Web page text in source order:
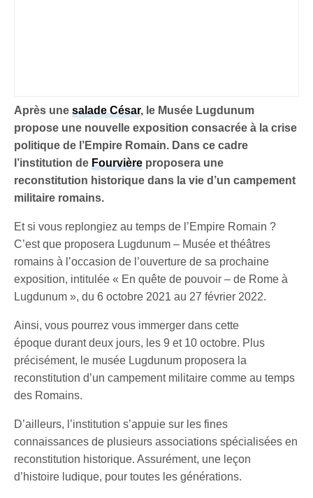
Après unesalade César, le Musée Lugdunum
propose une nouvelle exposition consacrée à la crise
politique de l’Empire Romain. Dans ce cadre
l’institution deFourvière proposera une
reconstitution historique dans la vie d’un campement
militaire romains.
Et si vous replongiez au temps de l’Empire Romain ?
C’est que proposera Lugdunum – Musée et théâtres
romains à l’occasion de l’ouverture de sa prochaine
exposition, intitulée « En quête de pouvoir – de Rome à
Lugdunum », du 6 octobre 2021 au 27 février 2022.
Ainsi, vous pourrez vous immerger dans cette
époque durant deux jours, les 9 et 10 octobre. Plus
précisément, le musée Lugdunum proposera la
reconstitution d’un campement militaire comme au temps
des Romains.
D’ailleurs, l’institution s’appuie sur les fines
connaissances de plusieurs associations spécialisées en
reconstitution historique. Assurément, une leçon
d’histoire ludique, pour toutes les générations.